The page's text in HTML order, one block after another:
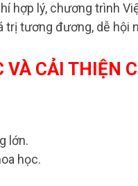
hợp lý, chương trình
trị tương đương, dễ hội
VÀ CẢI THIỆN
lớn.
học.